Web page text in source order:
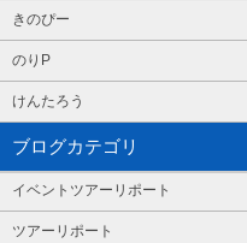
きのぴー
のりP
けんたろう
ブログカテゴリ
イベントツアーリポート
ツアーリポート